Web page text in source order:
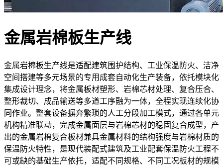
金属岩棉板生产线
金属岩棉板生产线是适配建筑围护结构、工业保温防火、洁净
空间搭建等多元场景的专用成套自动化生产装备，依托模块化
集成设计理念，将金属板材塑形、岩棉芯材处理、复合压合、
整形裁切、成品输送等多道工序融为一体，全程实现连续化协
同作业。整套设备摒弃繁琐的人工分段加工模式，通过各单元
机构精准联动，完成金属面层与岩棉芯材的稳固复合成型，产
出的金属岩棉复合板材兼具金属材料的结构强度与岩棉材质的
保温防火特性，是现代装配式建筑及工业配套保温防火工程不
可或缺的基础生产依托，适配不同规格、不同工况板材的规模